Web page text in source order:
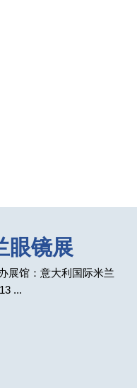
眼镜展
展馆：意大利国际米兰
...